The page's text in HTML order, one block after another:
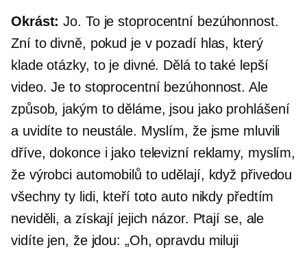
Okrást: Jo. To je stoprocentní bezúhonnost.
Zní to divně, pokud je v pozadí hlas, který
klade otázky, to je divné. Dělá to také lepší
video. Je to stoprocentní bezúhonnost. Ale
způsob, jakým to děláme, jsou jako prohlášení
a uvidíte to neustále. Myslím, že jsme mluvili
dříve, dokonce i jako televizní reklamy, myslím,
že výrobci automobilů to udělají, když přivedou
všechny ty lidi, kteří toto auto nikdy předtím
neviděli, a získají jejich názor. Ptají se, ale
vidíte jen, že jdou: „Oh, opravdu miluji